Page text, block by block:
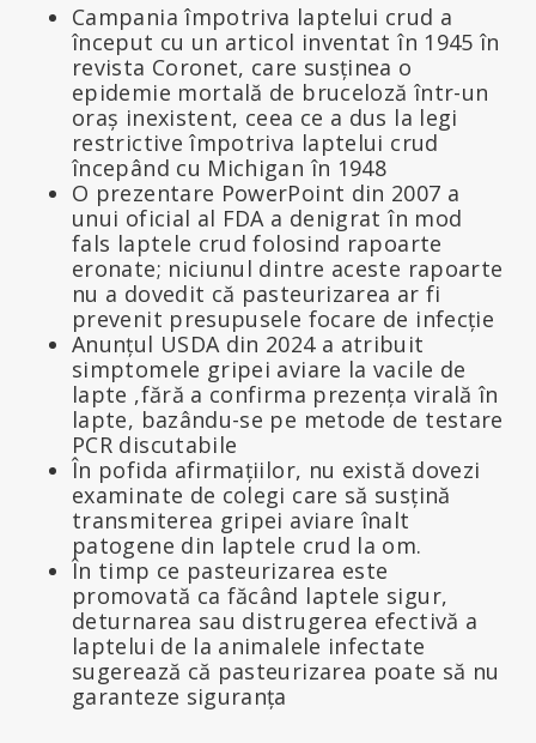
Campania împotriva laptelui crud a
început cu un articol inventat în 1945 în
revista Coronet, care susținea o
epidemie mortală de bruceloză într-un
oraș inexistent, ceea ce a dus la legi
restrictive împotriva laptelui crud
începând cu Michigan în 1948
O prezentare PowerPoint din 2007 a
unui oficial al FDA a denigrat în mod
fals laptele crud folosind rapoarte
eronate; niciunul dintre aceste rapoarte
nu a dovedit că pasteurizarea ar fi
prevenit presupusele focare de infecție
Anunțul USDA din 2024 a atribuit
simptomele gripei aviare la vacile de
lapte ,fără a confirma prezența virală în
lapte, bazându-se pe metode de testare
PCR discutabile
În pofida afirmațiilor, nu există dovezi
examinate de colegi care să susțină
transmiterea gripei aviare înalt
patogene din laptele crud la om.
În timp ce pasteurizarea este
promovată ca făcând laptele sigur,
deturnarea sau distrugerea efectivă a
laptelui de la animalele infectate
sugerează că pasteurizarea poate să nu
garanteze siguranța